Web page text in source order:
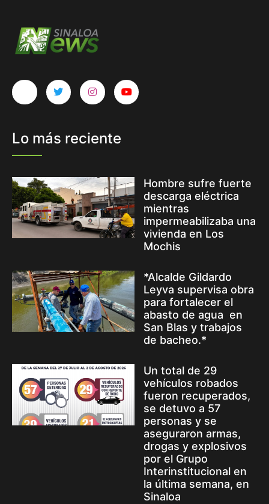
Lo más reciente
Hombre sufre fuerte
descarga eléctrica
mientras
impermeabilizaba una
vivienda en Los
Mochis
*Alcalde Gildardo
Leyva supervisa obra
para fortalecer el
abasto de agua en
San Blas y trabajos
de bacheo.*
Un total de 29
vehículos robados
fueron recuperados,
se detuvo a 57
personas y se
aseguraron armas,
drogas y explosivos
por el Grupo
Interinstitucional en
la última semana, en
Sinaloa